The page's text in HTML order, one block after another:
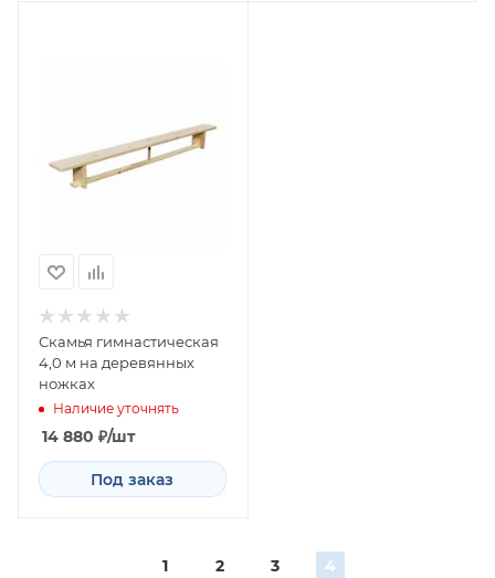
Скамья гимнастическая
4,0 м на деревянных
ножках
Наличие уточнять
14 880 ₽/шт
Под заказ
1 2 3 4